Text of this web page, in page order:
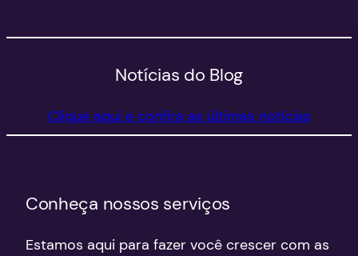
Notícias do Blog
Clique aqui e confira as últimas notícias
Conheça nossos serviços
Estamos aqui para fazer você crescer com as